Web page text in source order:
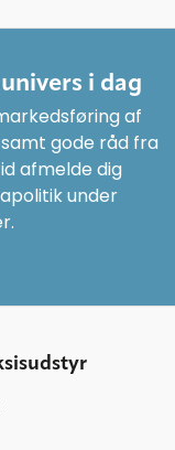
i dag
af
gode råd fra
afmelde dig
under